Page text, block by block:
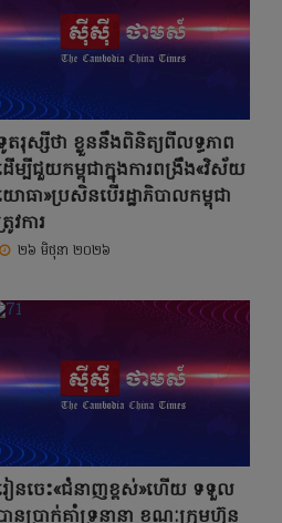
តរុស្សីថា ខ្លួននឹងពិនិត្យពីលទ្ធភាព
ើម្បីជួយកម្ពុជាក្នុងការពង្រឹង«វិស័យ
ោធា»ប្រសិនបើរដ្ឋាភិបាលកម្ពុជា
រូវការ
២៦ មិថុនា ២០២៦
ៀនចេះ«ជំនាញខ្ពស់»ហើយ ទទួល
ានប្រាក់គាំទ្រនានា ខណៈក្រុមហ៊ុន